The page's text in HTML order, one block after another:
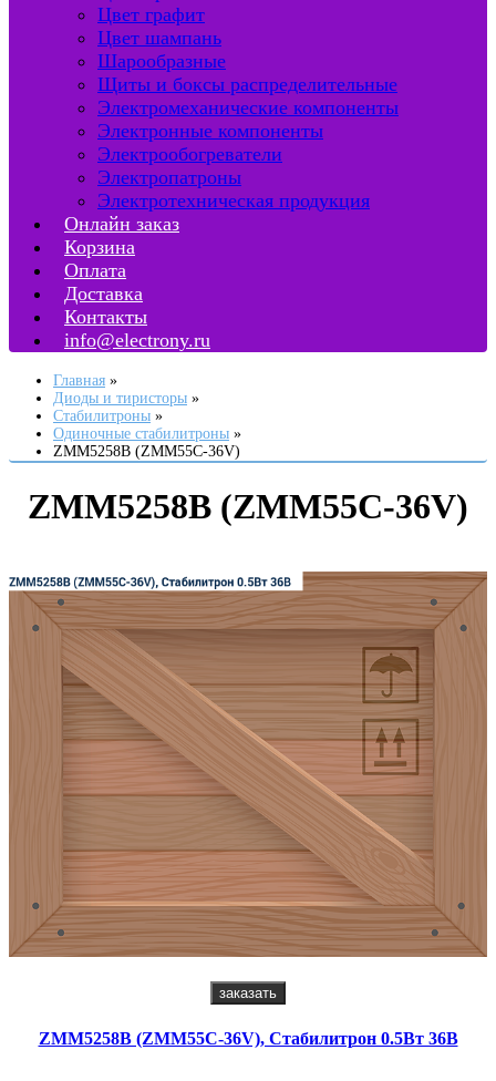
Цвет графит
Цвет шампань
Шарообразные
Щиты и боксы распределительные
Электромеханические компоненты
Электронные компоненты
Электрообогреватели
Электропатроны
Электротехническая продукция
Онлайн заказ
Корзина
Оплата
Доставка
Контакты
info@electrony.ru
Главная
Диоды и тиристоры
Стабилитроны
Одиночные стабилитроны
ZMM5258B (ZMM55C-36V)
ZMM5258B (ZMM55C-36V)
заказать
ZMM5258B (ZMM55C-36V), Стабилитрон 0.5Вт 36В